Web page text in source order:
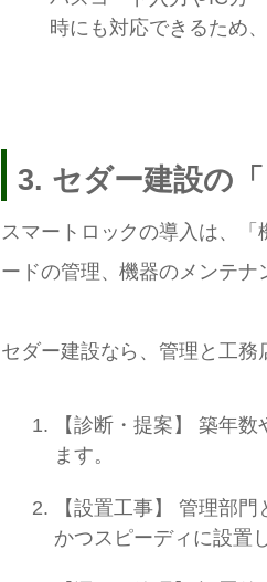
時にも対応できるため
3. セダー建設の
スマートロックの導入は、
ードの管理、機器のメンテナ
セダー建設なら、管理と工務
【診断・提案】 築年
ます。
【設置工事】 管理部
かつスピーディに設置